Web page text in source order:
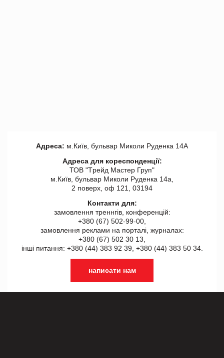
Адреса: м.Київ, бульвар Миколи Руденка 14А
Адреса для кореспонденції:
ТОВ "Tрейд Мастер Груп"
м.Київ, бульвар Миколи Руденка 14а,
2 поверх, оф 121, 03194
Контакти для:
замовлення треннгів, конференцій:
+380 (67) 502-99-00,
замовлення реклами на порталі, журналах:
+380 (67) 502 30 13,
інші питання: +380 (44) 383 92 39, +380 (44) 383 50 34.
написати нам